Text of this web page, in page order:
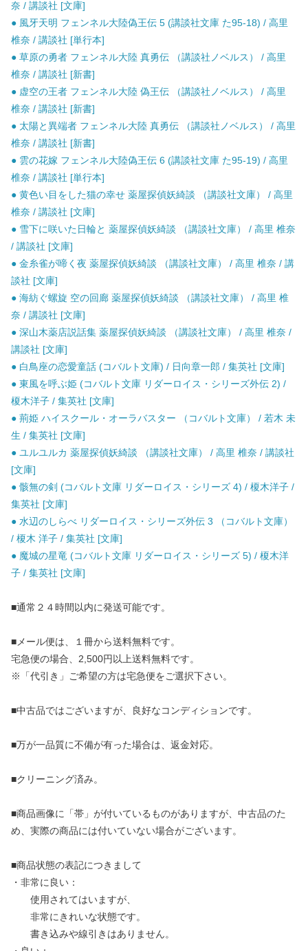
奈 / 講談社 [文庫]
● 風牙天明 フェンネル大陸偽王伝 5 (講談社文庫 た95-18) / 高里
椎奈 / 講談社 [単行本]
● 草原の勇者 フェンネル大陸 真勇伝 （講談社ノベルス） / 高里
椎奈 / 講談社 [新書]
● 虚空の王者 フェンネル大陸 偽王伝 （講談社ノベルス） / 高里
椎奈 / 講談社 [新書]
● 太陽と異端者 フェンネル大陸 真勇伝 （講談社ノベルス） / 高里
椎奈 / 講談社 [新書]
● 雲の花嫁 フェンネル大陸偽王伝 6 (講談社文庫 た95-19) / 高里
椎奈 / 講談社 [単行本]
● 黄色い目をした猫の幸せ 薬屋探偵妖綺談 （講談社文庫） / 高里
椎奈 / 講談社 [文庫]
● 雪下に咲いた日輪と 薬屋探偵妖綺談 （講談社文庫） / 高里 椎奈
/ 講談社 [文庫]
● 金糸雀が啼く夜 薬屋探偵妖綺談 （講談社文庫） / 高里 椎奈 / 講
談社 [文庫]
● 海紡ぐ螺旋 空の回廊 薬屋探偵妖綺談 （講談社文庫） / 高里 椎
奈 / 講談社 [文庫]
● 深山木薬店説話集 薬屋探偵妖綺談 （講談社文庫） / 高里 椎奈 /
講談社 [文庫]
● 白鳥座の恋愛童話 (コバルト文庫) / 日向章一郎 / 集英社 [文庫]
● 東風を呼ぶ姫 (コバルト文庫 リダーロイス・シリーズ外伝 2) /
榎木洋子 / 集英社 [文庫]
● 荊姫 ハイスクール・オーラバスター （コバルト文庫） / 若木 未
生 / 集英社 [文庫]
● ユルユルカ 薬屋探偵妖綺談 （講談社文庫） / 高里 椎奈 / 講談社
[文庫]
● 骸無の剣 (コバルト文庫 リダーロイス・シリーズ 4) / 榎木洋子 /
集英社 [文庫]
● 水辺のしらべ リダーロイス・シリーズ外伝 3 （コバルト文庫）
/ 榎木 洋子 / 集英社 [文庫]
● 魔城の星竜 (コバルト文庫 リダーロイス・シリーズ 5) / 榎木洋
子 / 集英社 [文庫]
■通常２４時間以内に発送可能です。
■メール便は、１冊から送料無料です。
宅急便の場合、2,500円以上送料無料です。
※「代引き」ご希望の方は宅急便をご選択下さい。
■中古品ではございますが、良好なコンディションです。
■万が一品質に不備が有った場合は、返金対応。
■クリーニング済み。
■商品画像に「帯」が付いているものがありますが、中古品のた
め、実際の商品には付いていない場合がございます。
■商品状態の表記につきまして
・非常に良い：
使用されてはいますが、
非常にきれいな状態です。
書き込みや線引きはありません。